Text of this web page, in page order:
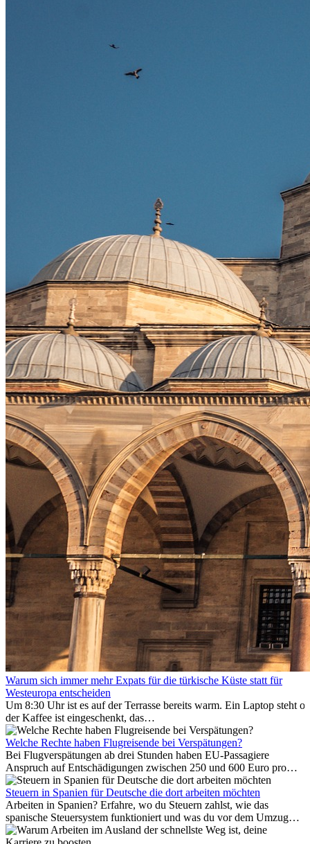
Warum sich immer mehr Expats für die türkische Küste statt für
Westeuropa entscheiden
Um 8:30 Uhr ist es auf der Terrasse bereits warm. Ein Laptop steht
der Kaffee ist eingeschenkt, das
Meer ist nur wenige Meter entfernt. Für viele Expats in
Antalya ist das kein Urlaub. So beginnt ihr Alltag.
Welche Rechte haben Flugreisende bei Verspätungen?
Bei Flugverspätungen ab drei Stunden haben EU-Passagiere
Anspruch auf Entschädigungen zwischen 250 und 600 Euro pro
Person – gestaffelt nach Flugdistanz. Zusätzlich können entstandene
Folgekosten wie Hotelübernachtungen oder verpasste
Anschlussflüge erstattet werden. Bereits ab zwei Stunden
Verspätung muss die Airline Verpflegung und
Kommunikationsmöglichkeiten bereitstellen. Verweigert die
Steuern in Spanien für Deutsche die dort arbeiten möchten
Arbeiten in Spanien? Erfahre, wo du Steuern zahlst, wie das
spanische Steuersystem funktioniert und was du vor dem Umzug
beachten musst.